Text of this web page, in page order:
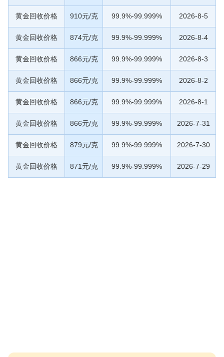
黄金回收价格 910元/克 99.9%-99.999% 2026-8-5
黄金回收价格 874元/克 99.9%-99.999% 2026-8-4
黄金回收价格 866元/克 99.9%-99.999% 2026-8-3
黄金回收价格 866元/克 99.9%-99.999% 2026-8-2
黄金回收价格 866元/克 99.9%-99.999% 2026-8-1
黄金回收价格 866元/克 99.9%-99.999% 2026-7-31
黄金回收价格 879元/克 99.9%-99.999% 2026-7-30
黄金回收价格 871元/克 99.9%-99.999% 2026-7-29